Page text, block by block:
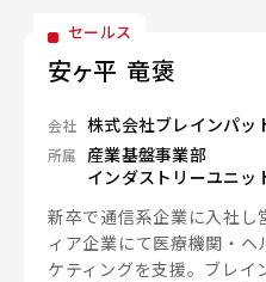
セールス
安ヶ平 竜褒
会社 株式会社ブレインパッド
所属
産業基盤事業部
インダストリーユニット
新卒で通信系企業に入社し
ィア企業にて医療機関・ヘ
ケティングを支援。ブレイ